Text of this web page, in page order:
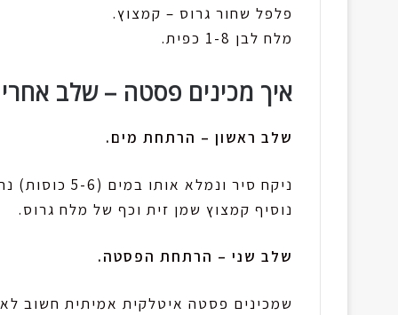
פלפל שחור גרוס – קמצוץ.
מלח לבן 1-8 כפית.
איך מכינים פסטה – שלב
שלב ראשון – הרתחת מים.
ניקח סיר ונמלא אותו במים (5-6 כוסות) נחכה עד שהמים יבעבעו,
נוסיף קמצוץ שמן זית וכף של מלח גרוס.
שלב שני – הרתחת הפסטה.
שמכינים פסטה איטלקית אמיתית חשוב